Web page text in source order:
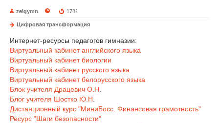
zelgymn 1781
Цифровая трансформация
Интернет-ресурсы педагогов гимназии:
Виртуальный кабинет английского языка
Виртуальный кабинет биологии
Виртуальный кабинет русского языка
Виртуальный кабинет белорусского языка
Блок учителя Драцевич О.Н
Блог учителя Шостко Ю.Н
Дистанционный курс "МиниБосс. Финансовая грамотность"
Ресурс "Шаги безопасности"